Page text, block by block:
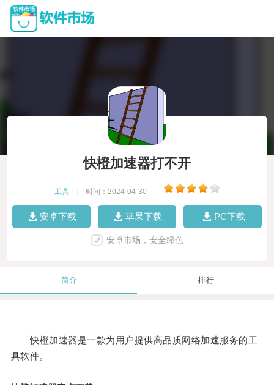
快橙加速器打不开
工具 时间：2024-04-30
安卓下载 苹果下载 PC下载
安卓市场，安全绿色
简介 排行
快橙加速器是一款为用户提供高品质网络加速服务的工
具软件。